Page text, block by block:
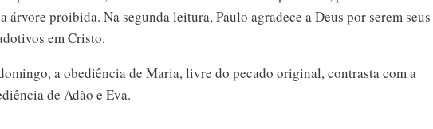
árvore proibida. Na segunda leitura, Paulo agradece a Deus por serem seus
em Cristo.
a obediência de Maria, livre do pecado original, contrasta com a
de Adão e Eva.